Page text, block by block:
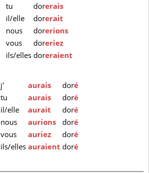
tu
dorerais
il/elle
dorerait
nous
dorerions
vous
doreriez
ils/ellesdoreraient
j'
aurais doré
tu
aurais doré
il/elle
aurait doré
nous
aurions doré
vous
auriez doré
ils/elles auraient doré